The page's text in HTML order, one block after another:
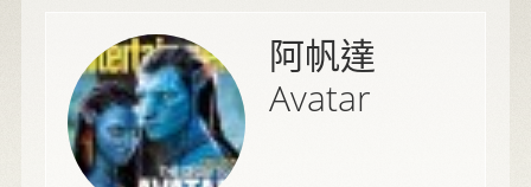
阿帆達
Avatar